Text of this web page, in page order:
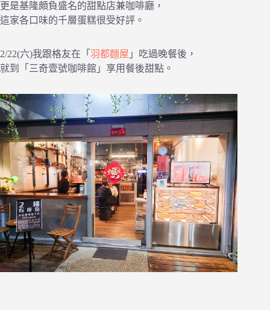
更是基隆頗負盛名的甜點店兼咖啡廳，
這家各口味的千層蛋糕很受好評。
2/22(六)我跟格友在「 羽都麵屋 」吃過晚餐後，
就到「三奇壹號咖啡館」享用餐後甜點。